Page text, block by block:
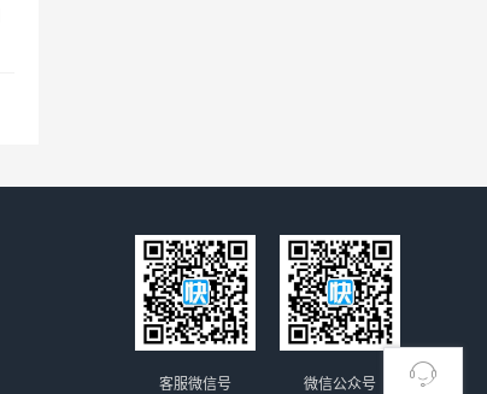
微信公众号
客服微信号